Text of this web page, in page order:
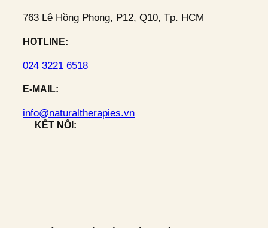
763 Lê Hồng Phong, P12, Q10, Tp. HCM
HOTLINE:
024 3221 6518
E-MAIL:
info@naturaltherapies.vn
KẾT NỐI: